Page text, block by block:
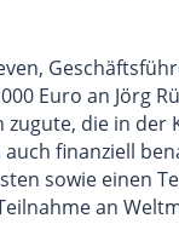
Euro an Jörg
die in der
finanziell
sowie einen
an